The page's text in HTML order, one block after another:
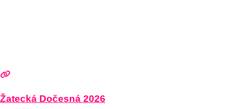
Žatecká Dočesná 2026